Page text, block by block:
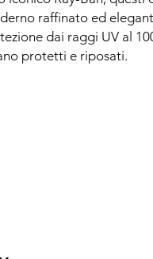
raffinato ed
dai raggi UV al
protetti e riposati.